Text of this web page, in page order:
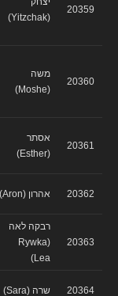
20359
20360
20361
אסתר
20362 אהרון (Aron)
(Shimon Zvi)
20363
רבקה לאה
(Rywka
20364 שרה (Sara)